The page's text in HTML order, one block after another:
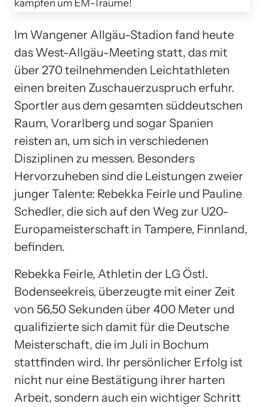
Im Wangener Allgäu-Stadion fand heute
das West-Allgäu-Meeting statt, das mit
über 270 teilnehmenden Leichtathleten
einen breiten Zuschauerzuspruch erfuhr.
Sportler aus dem gesamten süddeutschen
Raum, Vorarlberg und sogar Spanien
reisten an, um sich in verschiedenen
Disziplinen zu messen. Besonders
Hervorzuheben sind die Leistungen zweier
junger Talente: Rebekka Feirle und Pauline
Schedler, die sich auf den Weg zur U20-
Europameisterschaft in Tampere, Finnland,
befinden.
Rebekka Feirle, Athletin der LG Östl.
Bodenseekreis, überzeugte mit einer Zeit
von 56,50 Sekunden über 400 Meter und
qualifizierte sich damit für die Deutsche
Meisterschaft, die im Juli in Bochum
stattfinden wird. Ihr persönlicher Erfolg ist
nicht nur eine Bestätigung ihrer harten
Arbeit, sondern auch ein wichtiger Schritt